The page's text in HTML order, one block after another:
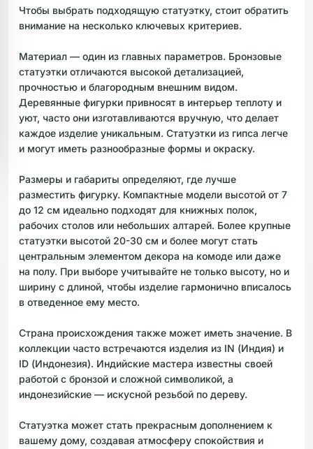
Чтобы выбрать подходящую статуэтку, стоит обратить
внимание на несколько ключевых критериев.
Материал — один из главных параметров. Бронзовые
статуэтки отличаются высокой детализацией,
прочностью и благородным внешним видом.
Деревянные фигурки привносят в интерьер теплоту и
уют, часто они изготавливаются вручную, что делает
каждое изделие уникальным. Статуэтки из гипса легче
и могут иметь разнообразные формы и окраску.
Размеры и габариты определяют, где лучше
разместить фигурку. Компактные модели высотой от 7
до 12 см идеально подходят для книжных полок,
рабочих столов или небольших алтарей. Более крупные
статуэтки высотой 20-30 см и более могут стать
центральным элементом декора на комоде или даже
на полу. При выборе учитывайте не только высоту, но и
ширину с длиной, чтобы изделие гармонично вписалось
в отведенное ему место.
Страна происхождения также может иметь значение. В
коллекции часто встречаются изделия из IN (Индия) и
ID (Индонезия). Индийские мастера известны своей
работой с бронзой и сложной символикой, а
индонезийские — искусной резьбой по дереву.
Статуэтка может стать прекрасным дополнением к
вашему дому, создавая атмосферу спокойствия и